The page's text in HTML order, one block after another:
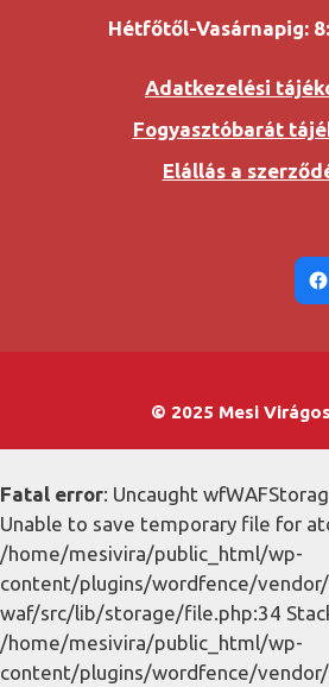
Hétfőtől-Vasárnapig:
Adatkezelési
Fogyasztóbarát
Elállás a
© 2025 Mesi
Fatal error: Uncaught
Unable to save temporary file for
/home/mesivira/public_html/wp-
content/plugins/wordfence/
waf/src/lib/storage/file.php:34
/home/mesivira/public_html/wp-
content/plugins/wordfence/